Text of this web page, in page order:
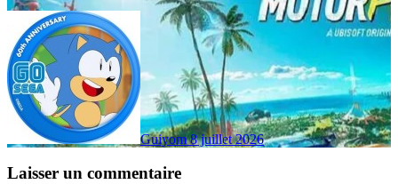
Guiyom8 juillet 2026
Laisser un commentaire